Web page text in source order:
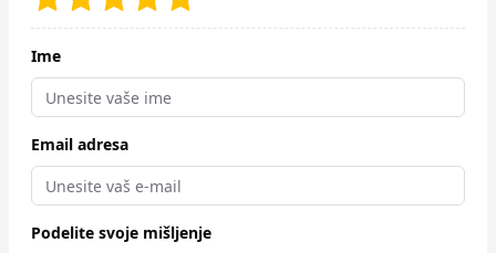
Ime
Email adresa
Podelite svoje mišljenje